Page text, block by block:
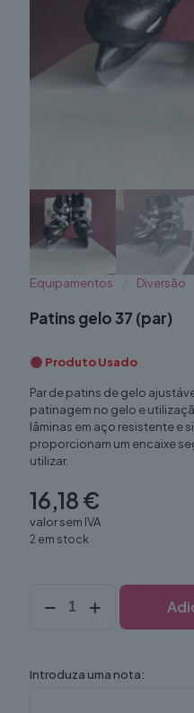
Equipamentos Diversão
Patins gelo 37 (par)
Produto Usado
Par de patins de gelo
patinagem no gelo e
lâminas em aço resistente e
proporcionam um encaixe
utilizar.
16,18€
valor sem IVA
2 em stock
(par)
Introduza uma nota: